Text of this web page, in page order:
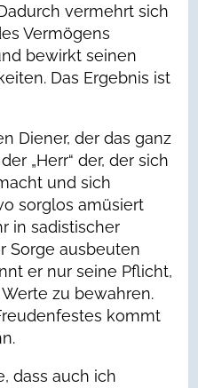
vermehrt sich
Vermögens
bewirkt seinen
Das Ergebnis ist
Diener, der das ganz
„Herr“ der, der sich
und sich
sorglos amüsiert
in sadistischer
Sorge ausbeuten
er nur seine Pflicht,
zu bewahren.
kommt
dass auch ich